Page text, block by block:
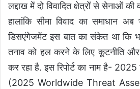
लद्दाख में दो विवादित क्षेत्रों से सेनाओं की
हालांकि सीमा विवाद का समाधान
डिसएंगेजमेंट इस बात का संकेत था कि
तनाव को हल करने के लिए कूटनीति और
कर रहा है. इस रिपोर्ट का नाम है-
(2025 Worldwide Threat